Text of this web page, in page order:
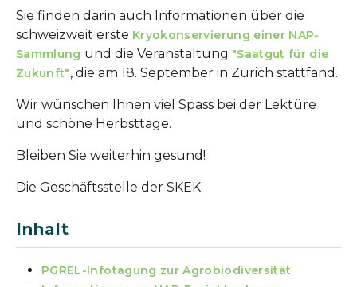
Sie finden darin auch Informationen über die
schweizweit erste Kryokonservierung einer NAP-
Sammlung und die Veranstaltung "Saatgut für die
Zukunft", die am 18. September in Zürich stattfand.
Wir wünschen Ihnen viel Spass bei der Lektüre
und schöne Herbsttage.
Bleiben Sie weiterhin gesund!
Die Geschäftsstelle der SKEK
Inhalt
PGREL-Infotagung zur Agrobiodiversität